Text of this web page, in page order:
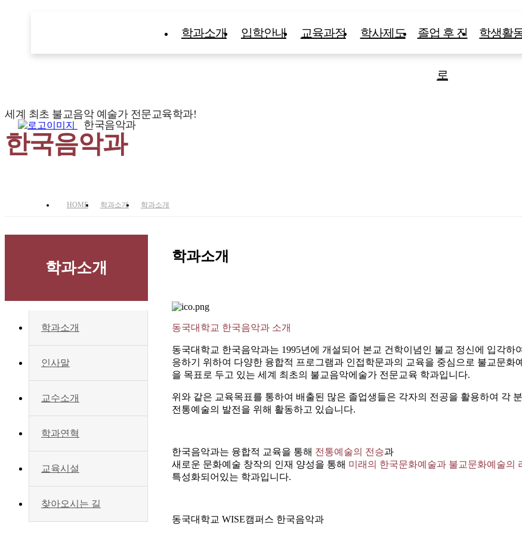
한국음악과
학과소개 입학안내 교육과정 학사제도 졸업 후 진
로
학생활
세계 최초 불교음악 예술가 전문교육학과!
한국음악과
HOME 학과소개 학과소개
학과소개
학과소개
인사말
교수소개
학과연혁
교육시설
찾아오시는 길
학과소개
동국대학교 한국음악과 소개
동국대학교 한국음악과는 1995년에 개설되어 본교 건학이념인 불교 정신에 입각하
응하기 위하여 다양한 융합적 프로그램과 인접학문과의 교육을 중심으로 불교문화
을 목표로 두고 있는 세계 최초의 불교음악에술가 전문교육 학과입니다.
위와 같은 교육목표를 통하여 배출된 많은 졸업생들은 각자의 전공을 활용하여 각
전통예술의 발전을 위해 활동하고 있습니다.
한국음악과는 융합적 교육을 통해 전통예술의 전승과
새로운 문화예술 창작의 인재 양성을 통해 미래의 한국문화예술과 불교문화예술의
특성화되어있는 학과입니다.
동국대학교 WISE캠퍼스 한국음악과